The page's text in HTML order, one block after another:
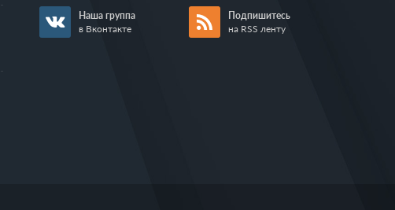
Наша группа
в Вконтакте
Подпишитесь
на RSS ленту